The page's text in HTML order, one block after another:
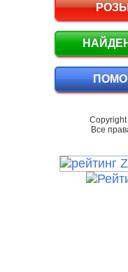
Все